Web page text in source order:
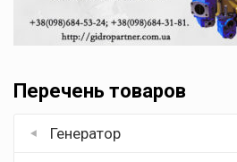
Перечень товаров
Генератор